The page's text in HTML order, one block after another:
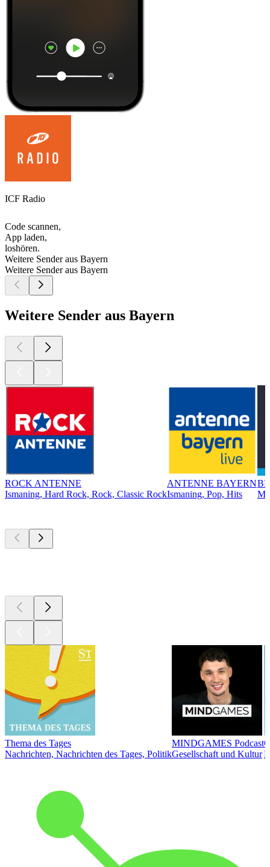
ICF Radio
Code scannen,
App laden,
loshören.
Weitere Sender aus Bayern
Weitere Sender aus Bayern
Weitere Sender aus Bayern
ROCK ANTENNE
Ismaning, Hard Rock, Rock, Classic Rock
ANTENNE BAYERN
Ismaning, Pop, Hits
Thema des Tages
Nachrichten, Nachrichten des Tages, Politik
MINDGAMES Podcast
Gesellschaft und Kultur